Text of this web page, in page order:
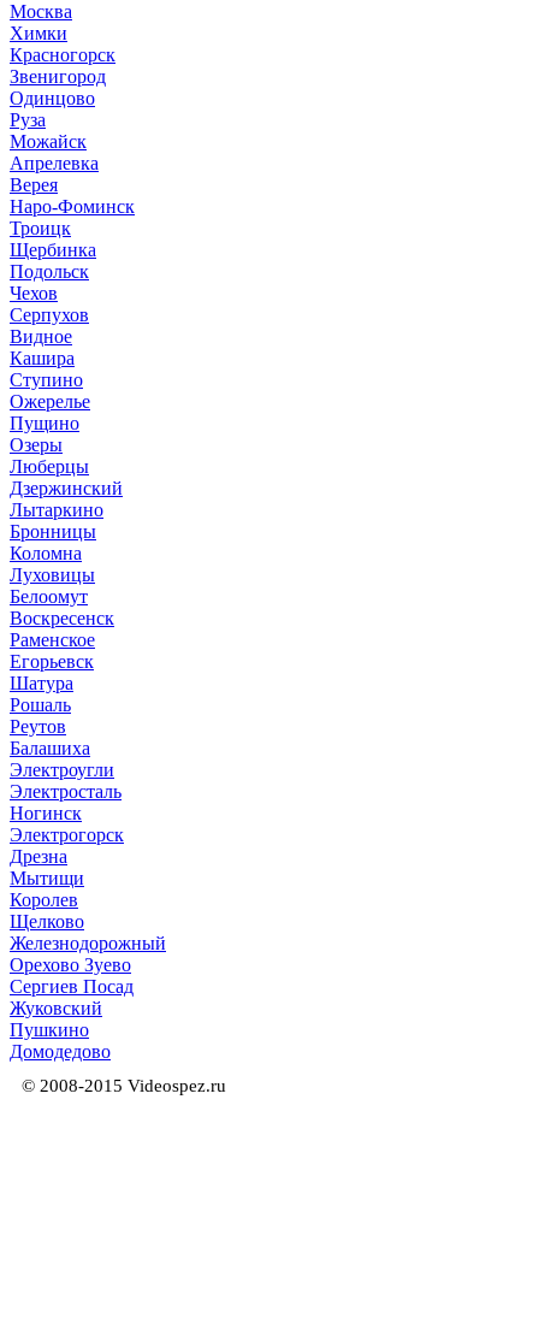
Москва
Химки
Красногорск
Звенигород
Одинцово
Руза
Можайск
Апрелевка
Верея
Наро-Фоминск
Троицк
Щербинка
Подольск
Чехов
Серпухов
Видное
Кашира
Ступино
Ожерелье
Пущино
Озеры
Люберцы
Дзержинский
Лытаркино
Бронницы
Коломна
Луховицы
Белоомут
Воскресенск
Раменское
Егорьевск
Шатура
Рошаль
Реутов
Балашиха
Электроугли
Электросталь
Ногинск
Электрогорск
Дрезна
Мытищи
Королев
Щелково
Железнодорожный
Орехово Зуево
Сергиев Посад
Жуковский
Пушкино
Домодедово
© 2008-2015 Videospez.ru